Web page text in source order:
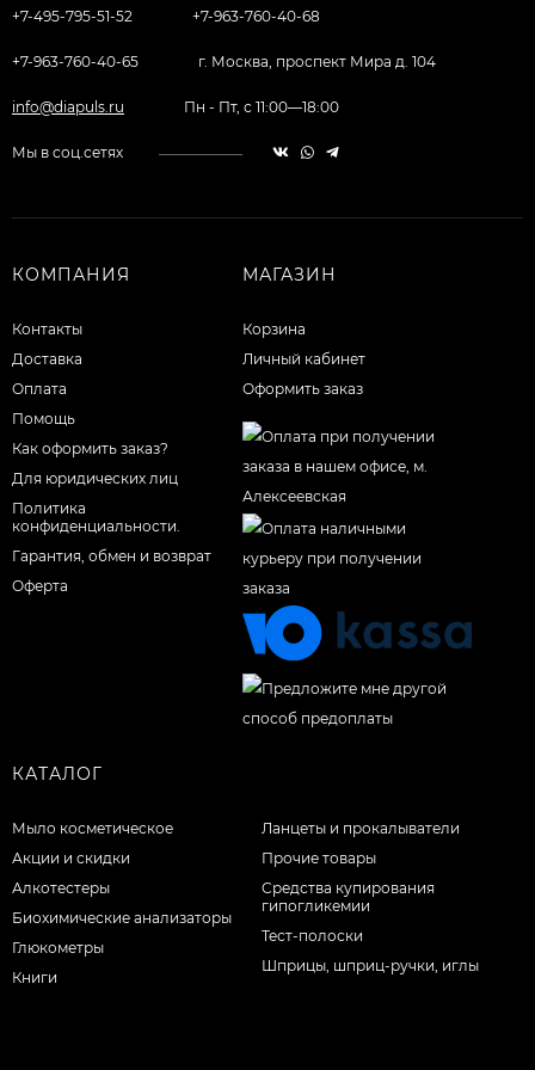
+7-495-795-51-52 +7-963-760-40-68
+7-963-760-40-65 г. Москва, проспект Мира д. 104
info@diapuls.ru Пн - Пт, с 11:00—18:00
Мы в соц.сетях
КОМПАНИЯ
Контакты
Доставка
Оплата
Помощь
Как оформить заказ?
Для юридических лиц
Политика
конфиденциальности.
Гарантия, обмен и возврат
Оферта
МАГАЗИН
Корзина
Личный кабинет
Оформить заказ
КАТАЛОГ
Мыло косметическое
Акции и скидки
Алкотестеры
Биохимические анализаторы
Глюкометры
Книги
Ланцеты и прокалыватели
Прочие товары
Средства купирования
гипогликемии
Тест-полоски
Шприцы, шприц-ручки, иглы